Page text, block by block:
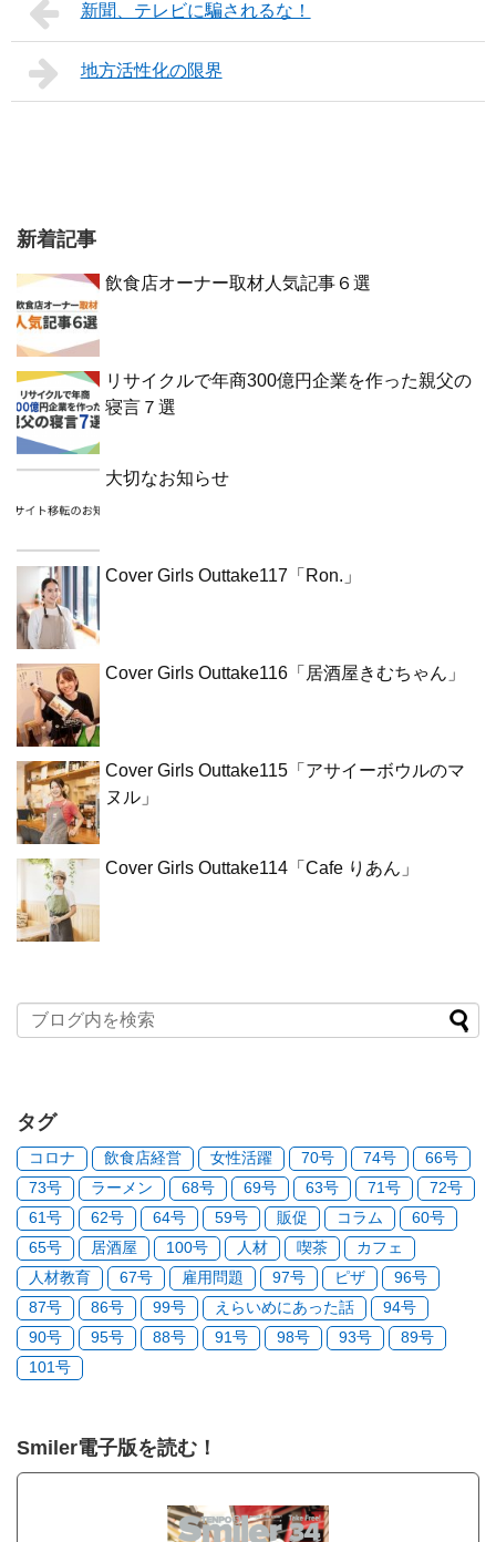
新聞、テレビに騙されるな！
地方活性化の限界
新着記事
飲食店オーナー取材人気記事６選
リサイクルで年商300億円企業を作った親父の
寝言７選
大切なお知らせ
Cover Girls Outtake117「Ron.」
Cover Girls Outtake116「居酒屋きむちゃん」
Cover Girls Outtake115「アサイーボウルのマ
ヌル」
Cover Girls Outtake114「Cafe りあん」
タグ
コロナ 飲食店経営 女性活躍 70号 74号
66号
73号
ラーメン 68号 69号 63号 71号
72号
61号
62号 64号 59号 販促 コラム
60号
65号
居酒屋 100号 人材 喫茶
カフェ
人材教育
67号 雇用問題 97号 ピザ
96号
87号
86号 99号 えらいめにあった話
94号
90号
95号 88号 91号 98号 93号
89号
101号
Smiler電子版を読む！